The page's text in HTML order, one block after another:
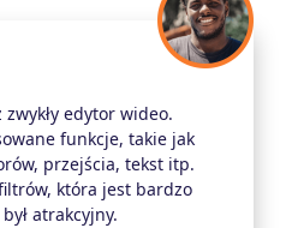
edytor wideo.
funkcje, takie jak
przejścia, tekst itp.
która jest bardzo
atrakcyjny.